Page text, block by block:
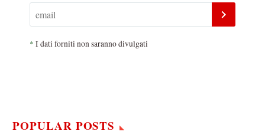
* I dati forniti non saranno divulgati
POPULAR POSTS